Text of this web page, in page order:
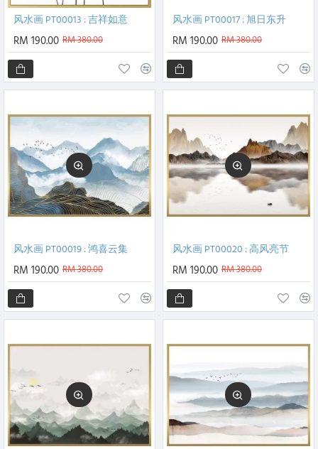
风水画 PT00013 : 吉祥如意
RM 190.00 RM 380.00
风水画 PT00017 : 旭日东升
RM 190.00 RM 380.00
风水画 PT00019 : 鸿喜云集
RM 190.00 RM 380.00
风水画 PT00020 : 高风亮节
RM 190.00 RM 380.00